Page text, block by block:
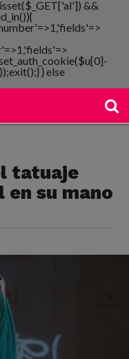
&&
} else
tatuaje
en su mano